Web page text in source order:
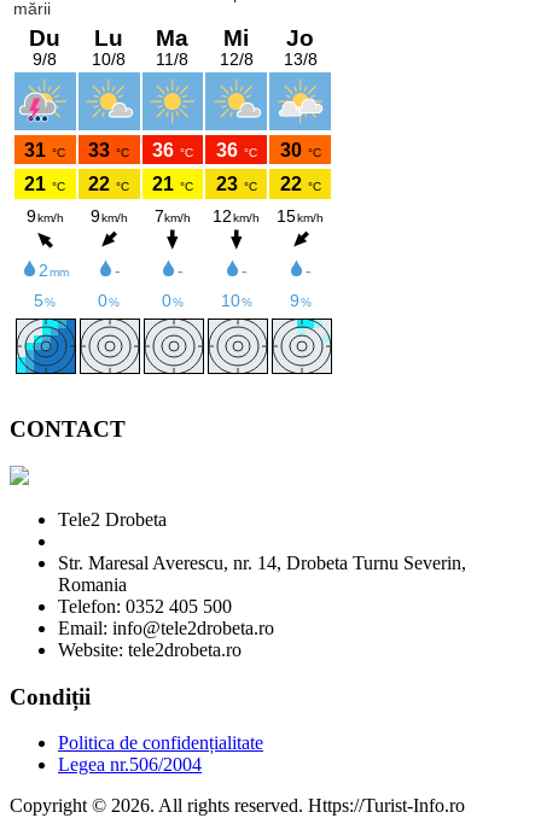
CONTACT
Tele2 Drobeta
Str. Maresal Averescu, nr. 14, Drobeta Turnu Severin,
Romania
Telefon: 0352 405 500
Email: info@tele2drobeta.ro
Website: tele2drobeta.ro
Condiții
Politica de confidențialitate
Legea nr.506/2004
Copyright © 2026. All rights reserved. Https://Turist-Info.ro